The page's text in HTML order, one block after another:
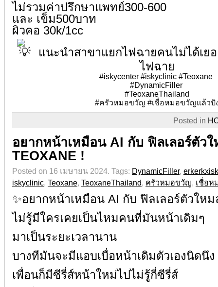
ไม่รวมค่าปรึกษาแพทย์300-600
และ เข็ม500บาท
ผิวคอ 30k/1cc
แนะนำสาขาแยกไฟฉายคนไม่ได้เย
ไฟฉาย
#iskycenter #iskyclinic #Teoxane
#DynamicFiller⁣
#TeoxaneThailand
#ครัวหมอขวัญ #เชื่อหมอขวัญแล้วปั
Posted in
อยากหน้าเหมือน AI กับ ฟิลเลอร์ตัว
TEOXANE !
Posted on 16 เมษายน 2024. Tags: DynamicFiller,
iskyclinic, Teoxane, TeoxaneThailand, ครัวหมอขวัญ, เชื่อห
✨อยากหน้าเหมือน AI กับ ฟิลเลอร์ตัวให
ไม่รู้มีใครเคยเป็นไหมคนที่มันหน้าเดิมๆ
มาเป็นระยะเวลานาน
บางทีมันจะมีแอบเบื่อหน้าเดิมตัวเองนิดนึง
เพื่อนก็มีซีรี่ส์หน้าใหม่ไปไม่รู้กี่ซีรี่ส์